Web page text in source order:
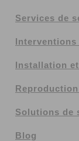
Services de
Interventions
Installation
Solutions de
Blog